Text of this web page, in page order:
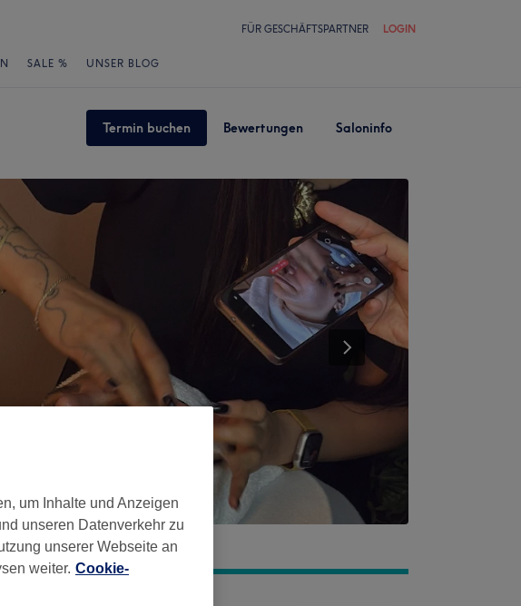
FÜR GESCHÄFTSPARTNER LOGIN
SALE % UNSER BLOG
Termin buchen Bewertungen Saloninfo
um Inhalte und Anzeigen
unseren Datenverkehr zu
unserer Webseite an
weiter. Cookie-